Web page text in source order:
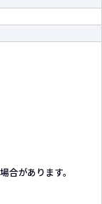
合があります。